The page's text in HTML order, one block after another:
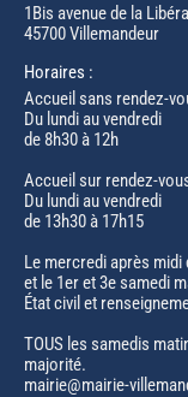
1Bis avenue de la
45700 Villemandeur
Horaires :
Accueil sans rendez-
Du lundi au vendredi
de 8h30 à 12h
Accueil sur rendez-
Du lundi au vendredi
de 13h30 à 17h15
Le mercredi après midi
et le 1er et 3e samedi
État civil et
TOUS les samedis
majorité.
mairie@mairie-